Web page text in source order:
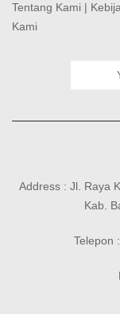
Tentang Kami |
Kami
Address : Jl. Raya
Kab.
Telepon